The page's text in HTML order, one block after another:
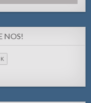
NOS!